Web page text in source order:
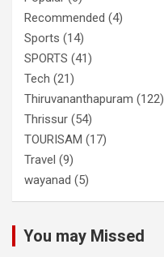
Recommended (4)
Sports (14)
SPORTS (41)
Tech (21)
Thiruvananthapuram (122)
Thrissur (54)
TOURISAM (17)
Travel (9)
wayanad (5)
You may Missed